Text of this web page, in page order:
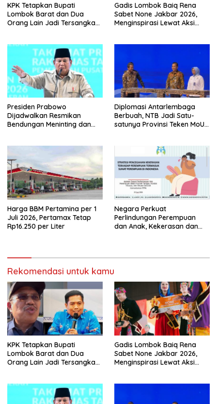
KPK Tetapkan Bupati
Lombok Barat dan Dua
Orang Lain Jadi Tersangka
Gadis Lombok Baiq Rena
Sabet None Jakbar 2026,
Menginspirasi Lewat Aksi
Presiden Prabowo
Dijadwalkan Resmikan
Bendungan Meninting dan
Diplomasi Antarlembaga
Berbuah, NTB Jadi Satu-
satunya Provinsi Teken MoU
Harga BBM Pertamina per 1
Juli 2026, Pertamax Tetap
Rp16.250 per Liter
Negara Perkuat
Perlindungan Perempuan
dan Anak, Kekerasan dan
Rekomendasi untuk kamu
KPK Tetapkan Bupati
Lombok Barat dan Dua
Orang Lain Jadi Tersangka
Gadis Lombok Baiq Rena
Sabet None Jakbar 2026,
Menginspirasi Lewat Aksi